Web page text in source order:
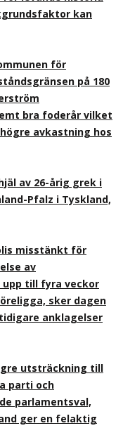
kan
för
på 180
bra foderår vilket
avkastning hos
av 26-årig grek i
Pfalz i Tyskland,
misstänkt för
av
till fyra veckor
sker dagen
anklagelser
utsträckning till
parti och
parlamentsval,
ger en felaktig